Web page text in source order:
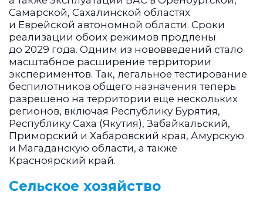
Самарской, Сахалинской областях
и Еврейской автономной области. Сроки
реализации обоих режимов продлены
до 2029 года. Одним из нововведений стало
масштабное расширение территории
экспериментов. Так, легальное тестирование
беспилотников общего назначения теперь
разрешено на территории еще нескольких
регионов, включая Республику Бурятия,
Республику Саха (Якутия), Забайкальский,
Приморский и Хабаровский края, Амурскую
и Магаданскую области, а также
Красноярский край.
Сельское хозяйство